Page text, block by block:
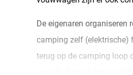
De eigenaren organiseren
camping zelf (elektrische)
terug op de camping loop